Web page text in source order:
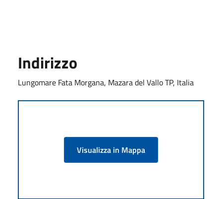
Indirizzo
Lungomare Fata Morgana, Mazara del Vallo TP, Italia
Visualizza in Mappa